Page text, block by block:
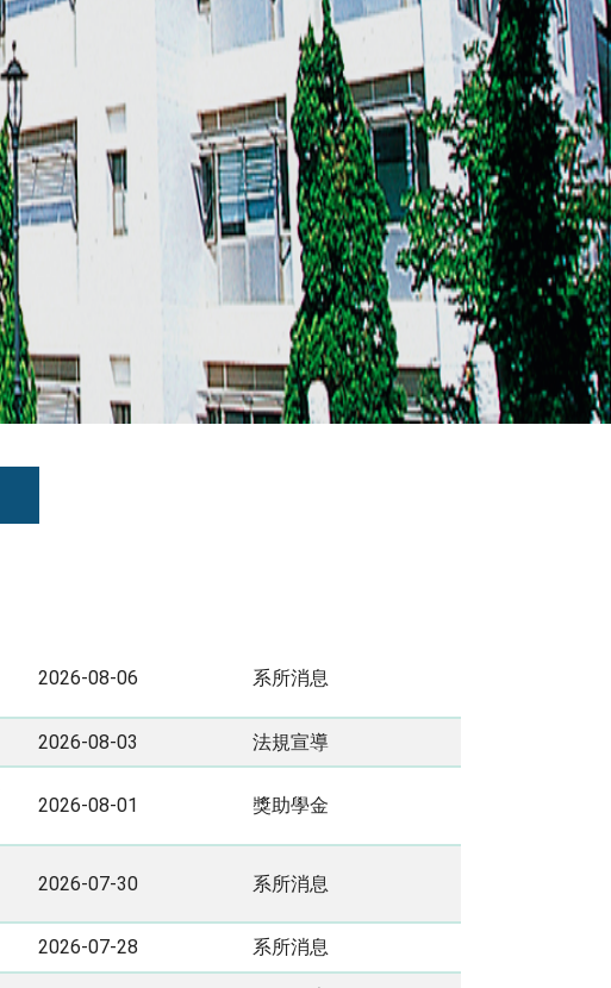
2026-08-06 系所消息
2026-08-03 法規宣導
2026-08-01 獎助學金
2026-07-30 系所消息
2026-07-28 系所消息